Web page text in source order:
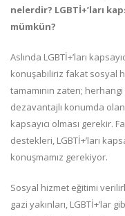
nelerdir? LGBTİ+’ları
mümkün?
Aslında LGBTİ+’ları
konuşabiliriz fakat sosyal
tamamının zaten; herhangi
dezavantajlı konumda
kapsayıcı olması gerekir.
destekleri, LGBTİ+’ları
konuşmamız gerekiyor.
Sosyal hizmet eğitimi
gazi yakınları, LGBTİ+’lar